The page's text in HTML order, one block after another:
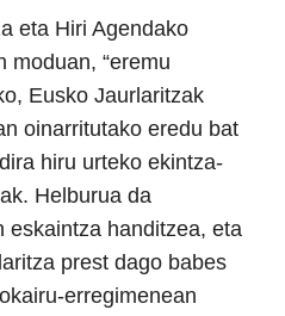
eta Hiri Agendako
moduan, “eremu
Eusko Jaurlaritzak
oinarritutako eredu bat
hiru urteko ekintza-
Helburua da
eskaintza handitzea, eta
prest dago babes
erregimenean